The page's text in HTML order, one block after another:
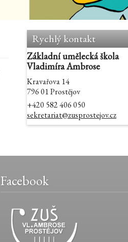
Rychlý kontakt
Základní umělecká škola
Vladimíra Ambrose
Kravařova 14
796 01 Prostějov
+420 582 406 050
sekretariat@zusprostejov.cz
Facebook